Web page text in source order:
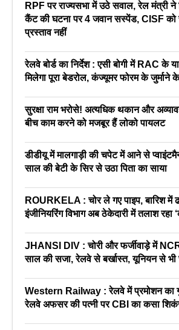
RPF पर राज्यसभा में उठे सवाल, रेल मंत्री ने
कैंट की घटना पर 4 जवान सस्पेंड, CISF को
प्रस्ताव नहीं
रेलवे बोर्ड का निर्देश : एसी बोगी में RAC के
मिलेगा पूरा बेडरोल, कंज्यूमर फोरम के जुर्माने
सुरक्षा राम भरोसे! अत्यधिक थकान और
बीच काम करने को मजबूर हैं लोको पायलट
डीडीयू में मालगाड़ी की चपेट में आने से
साल की बेटी के सिर से उठा पिता का साया
ROURKELA : चोर ले गए पाइप, बारिश में
इंजीनियरिंग विभाग अब ठेकेदारी में तलाश रहा
JHANSI DIV : चोरी और फर्जीवाड़े में
साल की सजा, रेलवे से बर्खास्त, यूनियन से भी
Western Railway : रेलवे में प्रमोशन का
रेलवे अफसर की पत्नी पर CBI का कसा